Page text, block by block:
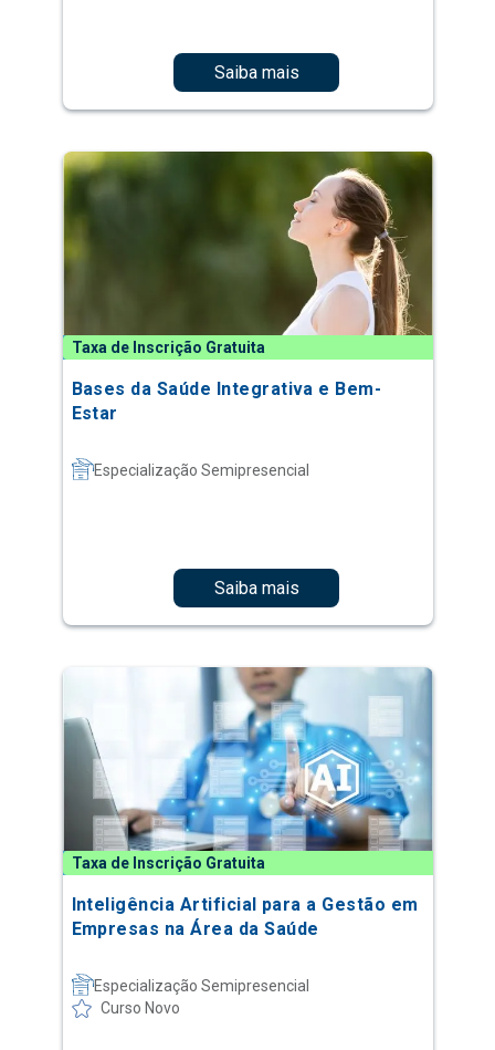
Saiba mais
Taxa de Inscrição Gratuita
Bases da Saúde Integrativa e Bem-
Estar
Especialização Semipresencial
Saiba mais
Taxa de Inscrição Gratuita
Inteligência Artificial para a Gestão em
Empresas na Área da Saúde
Especialização Semipresencial
Curso Novo